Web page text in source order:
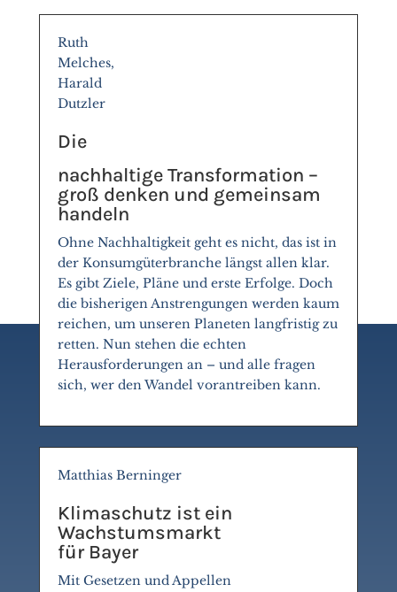
Ruth
Melches,
Harald
Dutzler
Die
nachhaltige Transformation –
groß denken und gemeinsam
handeln
Ohne Nachhaltigkeit geht es nicht, das ist in
der Konsumgüterbranche längst allen klar.
Es gibt Ziele, Pläne und erste Erfolge. Doch
die bisherigen Anstrengungen werden kaum
reichen, um unseren Planeten langfristig zu
retten. Nun stehen die echten
Herausforderungen an – und alle fragen
sich, wer den Wandel vorantreiben kann.
Matthias Berninger
Klimaschutz ist ein
Wachstumsmarkt
für Bayer
Mit Gesetzen und Appellen